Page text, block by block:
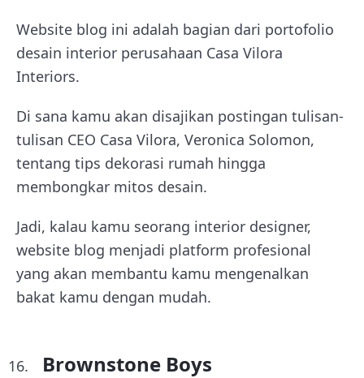
Website blog ini adalah bagian dari portofolio
desain interior perusahaan Casa Vilora
Interiors.
Di sana kamu akan disajikan postingan tulisan-
tulisan CEO Casa Vilora, Veronica Solomon,
tentang tips dekorasi rumah hingga
membongkar mitos desain.
Jadi, kalau kamu seorang interior designer,
website blog menjadi platform profesional
yang akan membantu kamu mengenalkan
bakat kamu dengan mudah.
Brownstone Boys